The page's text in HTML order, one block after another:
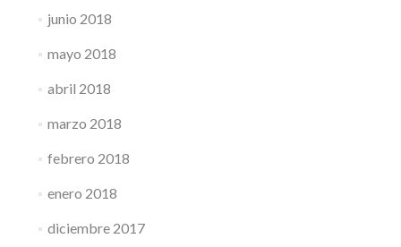
junio 2018
mayo 2018
abril 2018
marzo 2018
febrero 2018
enero 2018
diciembre 2017